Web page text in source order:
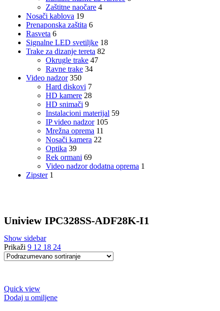
Zaštitne naočare 4
Nosači kablova 19
Prenaponska zaštita 6
Rasveta 6
Signalne LED svetiljke 18
Trake za dizanje tereta 82
Okrugle trake 47
Ravne trake 34
Video nadzor 350
Hard diskovi 7
HD kamere 28
HD snimači 9
Instalacioni materijal 59
IP video nadzor 105
Mrežna oprema 11
Nosači kamera 22
Optika 39
Rek ormani 69
Video nadzor dodatna oprema 1
Zipster 1
Uniview IPC328SS-ADF28K-I1
Show sidebar
Prikaži 9 12 18 24
Quick view
Dodaj u omiljene